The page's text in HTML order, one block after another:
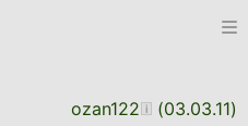
ozan122 (03.03.11)